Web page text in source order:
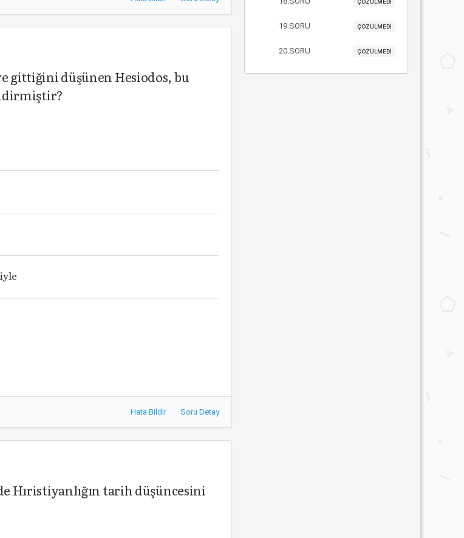
gittiğini düşünen Hesiodos, bu
Hata Bildir Soru Detay
Hıristiyanlığın tarih düşüncesini
ÇÖZÜLMEDİ
19.SORU ÇÖZÜLMEDİ
20.SORU ÇÖZÜLMEDİ